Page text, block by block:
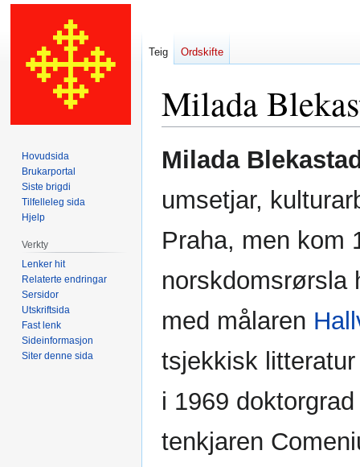
Milada
Hopp
til
Hopp
til
Milada
umsetjar,
Praha, men kom
norskdomsrørsla
med målaren
tsjekkisk
i 1969
tenkjaren
Teig Ordskifte
Hovudsida
Brukarportal
Siste brigdi
Tilfelleleg sida
Hjelp
Verkty
Lenker hit
Relaterte endringar
Sersidor
Utskriftsida
Fast lenk
Sideinformasjon
Siter denne sida